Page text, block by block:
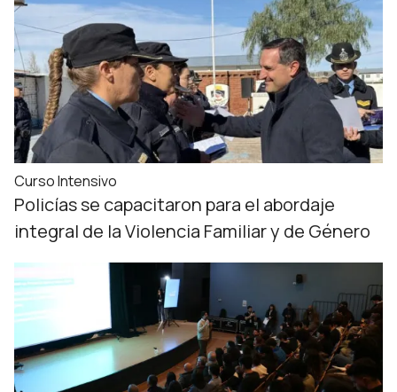
Curso Intensivo
Policías se capacitaron para el abordaje
integral de la Violencia Familiar y de Género